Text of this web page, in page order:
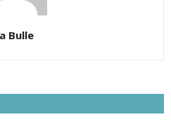
Bulle